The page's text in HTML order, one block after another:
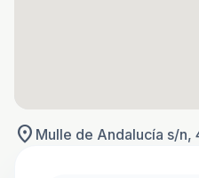
location_on Mulle de Andalucía s/